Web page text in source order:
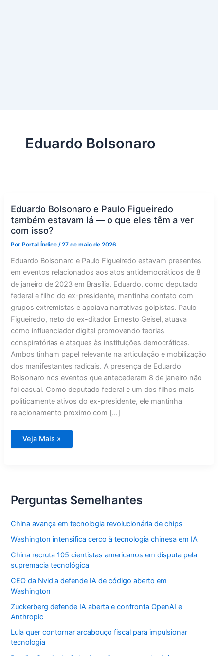
Eduardo Bolsonaro
Eduardo Bolsonaro e Paulo Figueiredo
também estavam lá — o que eles têm a ver
com isso?
Por Portal Índice/27 de maio de 2026
Eduardo Bolsonaro e Paulo Figueiredo estavam presentes
em eventos relacionados aos atos antidemocráticos de 8
de janeiro de 2023 em Brasília. Eduardo, como deputado
federal e filho do ex-presidente, mantinha contato com
grupos extremistas e apoiava narrativas golpistas. Paulo
Figueiredo, neto do ex-ditador Ernesto Geisel, atuava
como influenciador digital promovendo teorias
conspiratórias e ataques às instituições democráticas.
Ambos tinham papel relevante na articulação e mobilização
dos manifestantes radicais. A presença de Eduardo
Bolsonaro nos eventos que antecederam 8 de janeiro não
foi casual. Como deputado federal e um dos filhos mais
politicamente ativos do ex-presidente, ele mantinha
relacionamento próximo com […]
Eduardo
Bolsonaro
o
que
têm
a
com
Veja Mais »
Perguntas Semelhantes
China avança em tecnologia revolucionária de chips
Washington intensifica cerco à tecnologia chinesa em IA
China recruta 105 cientistas americanos em disputa pela
supremacia tecnológica
CEO da Nvidia defende IA de código aberto em
Washington
Zuckerberg defende IA aberta e confronta OpenAI e
Anthropic
Lula quer contornar arcabouço fiscal para impulsionar
tecnologia